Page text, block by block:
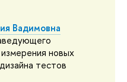
Вадимовна
новых
тестов